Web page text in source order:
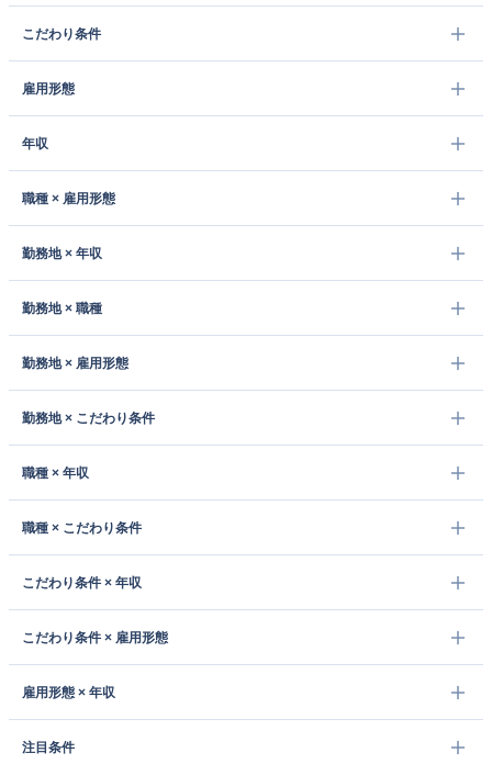
こだわり条件
雇用形態
年収
職種 × 雇用形態
勤務地 × 年収
勤務地 × 職種
勤務地 × 雇用形態
勤務地 × こだわり条件
職種 × 年収
職種 × こだわり条件
こだわり条件 × 年収
こだわり条件 × 雇用形態
雇用形態 × 年収
注目条件